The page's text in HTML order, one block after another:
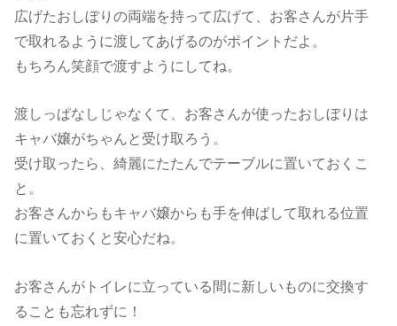
広げたおしぼりの両端を持って広げて、お客さんが片手
で取れるように渡してあげるのがポイントだよ。
もちろん笑顔で渡すようにしてね。
渡しっぱなしじゃなくて、お客さんが使ったおしぼりは
キャバ嬢がちゃんと受け取ろう。
受け取ったら、綺麗にたたんでテーブルに置いておくこ
と。
お客さんからもキャバ嬢からも手を伸ばして取れる位置
に置いておくと安心だね。
お客さんがトイレに立っている間に新しいものに交換す
ることも忘れずに！